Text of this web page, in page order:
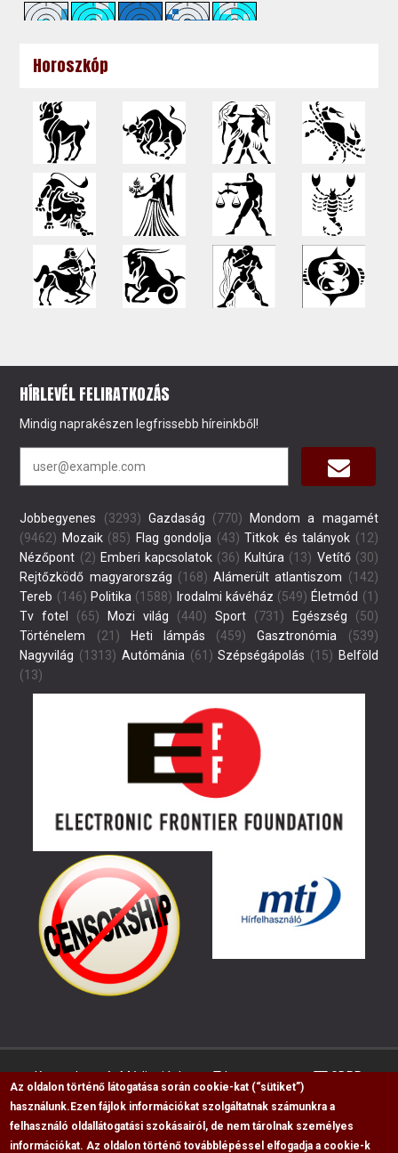
Horoszkóp
HÍRLEVÉL FELIRATKOZÁS
Mindig naprakészen legfrissebb híreinkből!
Jobbegyenes (3293) Gazdaság (770)
Mondom a magamét
(9462) Mozaik(85) Flag gondolja (43) Titkok és talányok (12)
Nézőpont (2) Emberi kapcsolatok(36) Kultúra (13) Vetítő(30)
Rejtőzködő magyarország (168) Alámerült atlantiszom (142)
Tereb (146) Politika (1588) Irodalmi kávéház (549) Életmód (1)
Tv fotel
(65) Mozi világ (440) Sport(731) Egészség (50)
Történelem (21) Heti lámpás (459) Gasztronómia (539)
Nagyvilág (1313) Autómánia (61) Szépségápolás (15) Belföld
(13)
Kapcsolat Médiaajánlat Impresszum GDPR
RSS
Az oldalon történő látogatása során cookie-kat (“sütiket”)
használunk. Ezen fájlok információkat szolgáltatnak számunkra a
felhasználó oldallátogatási szokásairól, de nem tárolnak személyes
információkat. Az oldalon történő továbblépéssel elfogadja a cookie-k